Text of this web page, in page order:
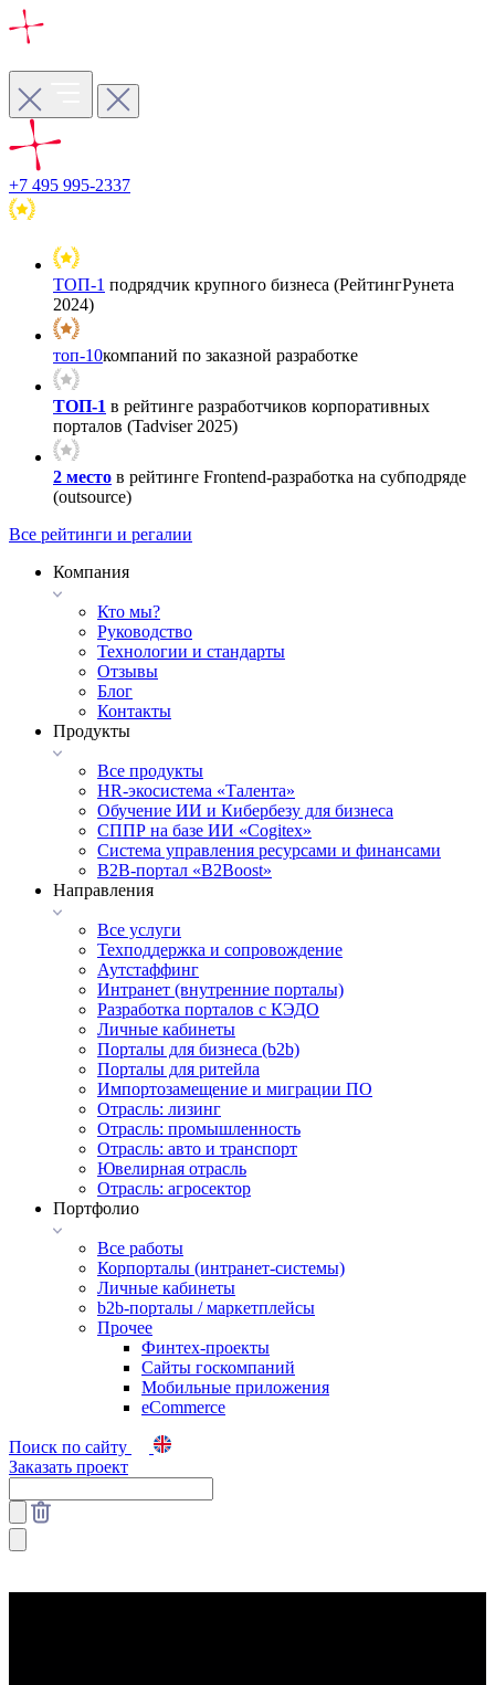
+7 495 995-2337
ТОП-1 подрядчик крупного бизнеса (РейтингРунета
2024)
топ-10компаний по заказной разработке
ТОП-1 в рейтинге разработчиков корпоративных
порталов (Tadviser 2025)
2 место в рейтинге Frontend-разработка на субподряде
(outsource)
Все рейтинги и регалии
Компания
Кто мы?
Руководство
Технологии и стандарты
Отзывы
Блог
Контакты
Продукты
Все продукты
HR-экосистема «Талента»
Обучение ИИ и Кибербезу для бизнеса
СППР на базе ИИ «Cogitex»
Система управления ресурсами и финансами
B2B-портал «B2Boost»
Направления
Все услуги
Техподдержка и сопровождение
Аутстаффинг
Интранет (внутренние порталы)
Разработка порталов с КЭДО
Личные кабинеты
Порталы для бизнеса (b2b)
Порталы для ритейла
Импортозамещение и миграции ПО
Отрасль: лизинг
Отрасль: промышленность
Отрасль: авто и транспорт
Ювелирная отрасль
Отрасль: агросектор
Портфолио
Все работы
Корпорталы (интранет-системы)
Личные кабинеты
b2b-порталы / маркетплейсы
Прочее
Финтех-проекты
Сайты госкомпаний
Мобильные приложения
eCommerce
Поиск по сайту
Заказать проект